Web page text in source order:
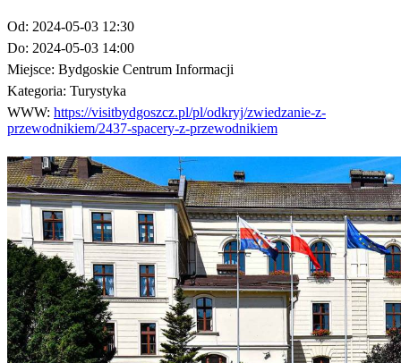
Od: 2024-05-03 12:30
Do: 2024-05-03 14:00
Miejsce: Bydgoskie Centrum Informacji
Kategoria: Turystyka
WWW: https://visitbydgoszcz.pl/pl/odkryj/zwiedzanie-z-
przewodnikiem/2437-spacery-z-przewodnikiem